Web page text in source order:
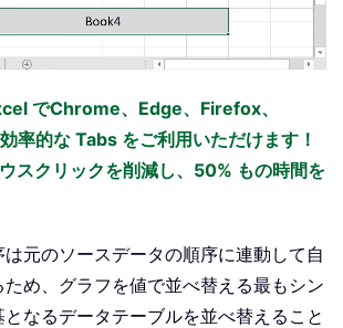
でChrome、Edge、Firefox、
率的な Tabs をご利用いただけます！
スクリックを削減し、50% もの時間を
元のソースデータの順序に連動して自
め、グラフを値で並べ替える最もシン
なるデータテーブルを並べ替えること